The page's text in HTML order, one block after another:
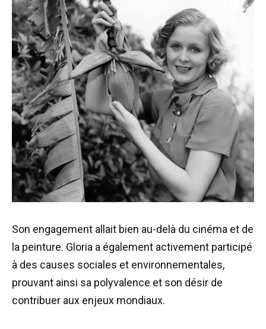
Son engagement allait bien au-delà du cinéma et de
la peinture. Gloria a également activement participé
à des causes sociales et environnementales,
prouvant ainsi sa polyvalence et son désir de
contribuer aux enjeux mondiaux.